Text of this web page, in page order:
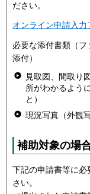
ださい。
オンライン申請入力
必要な添付書類（
添付）
見取図、間取り
所がわかるよう
と）
現況写真（外観
補助対象の場
下記の申請書等に
さい。